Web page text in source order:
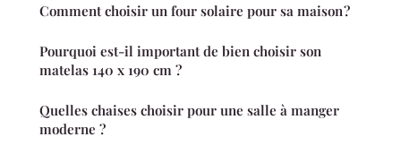
Comment choisir un four solaire pour sa maison ?
Pourquoi est-il important de bien choisir son
matelas 140 x 190 cm ?
Quelles chaises choisir pour une salle à manger
moderne ?